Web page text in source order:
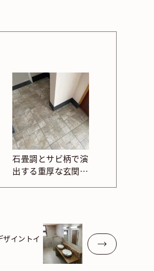
石畳調とサビ柄で演
出する重厚な玄関タ
ザイントイ